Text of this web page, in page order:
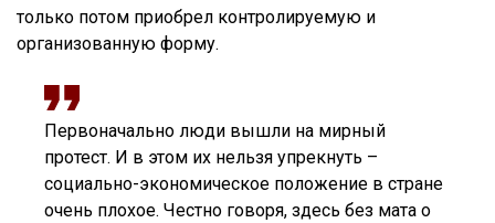
только потом приобрел контролируемую и
организованную форму.
Первоначально люди вышли на мирный
протест. И в этом их нельзя упрекнуть –
социально-экономическое положение в стране
очень плохое. Честно говоря, здесь без мата о